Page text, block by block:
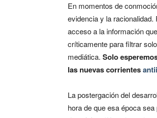
En momentos de
evidencia y la
acceso a la información
críticamente para filtrar
mediática. Solo
las nuevas corrientes
La postergación del
hora de que esa época